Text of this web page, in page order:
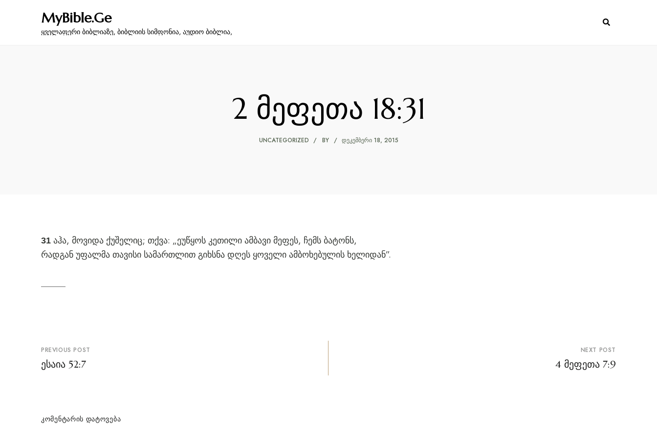
MyBible.Ge
ყველაფერი ბიბლიაზე, ბიბლიის სიმფონია, აუდიო ბიბლია,
2 მეფეთა 18:31
UNCATEGORIZED BY ᲓᲔᲙᲔᲛᲑᲔᲠᲘ 18, 2015
31 აჰა, მოვიდა ქუშელიც; თქვა: „ეუწყოს კეთილი ამბავი მეფეს, ჩემს ბატონს,
რადგან უფალმა თავისი სამართლით გიხსნა დღეს ყოველი ამბოხებულის ხელიდან”.
პოსტის
ნავიგაცია
PREVIOUS POST
ესაია 52:7
NEXT POST
4 მეფეთა 7:9
ᲙᲝᲛᲔᲜᲢᲐᲠᲘᲡ ᲓᲐᲢᲝᲕᲔᲑᲐ